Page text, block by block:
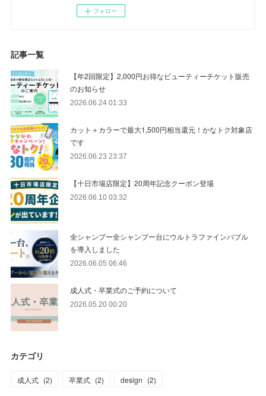
フォロー
記事一覧
【年2回限定】2,000円お得なビューティーチケット販売
のお知らせ
2026.06.24 01:33
カット＋カラーで最大1,500円相当還元！かなトク対象店
です
2026.06.23 23:37
【十日市場店限定】20周年記念クーポン登場
2026.06.10 03:32
全シャンプー全シャンプー台にウルトラファインバブル
を導入しました
2026.06.05 06:46
成人式・卒業式のご予約について
2026.05.20 00:20
カテゴリ
成人式 (2) 卒業式 (2) design (2)